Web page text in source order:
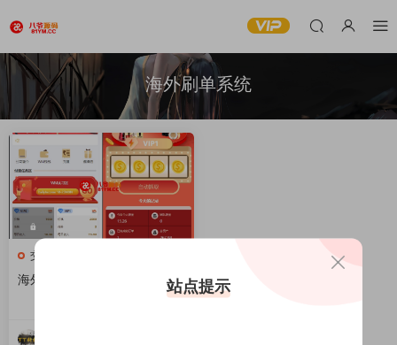
海外刷单系统
交易所源码
海外刷单模板一号 站点提示